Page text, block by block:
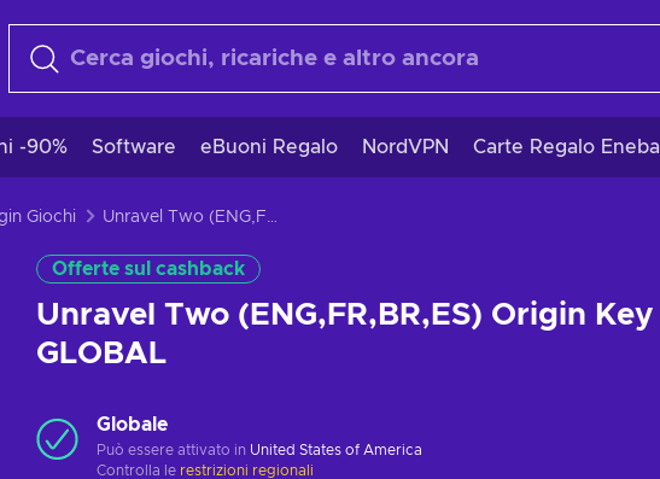
-90% Software eBuoni Regalo NordVPN Carte Regalo Eneba
Giochi Unravel Two (ENG,FR,BR,ES) Origin Key GLOBAL
Offerte sul cashback
Unravel Two (ENG,FR,BR,ES) Origin Key
GLOBAL
Globale
Può essere attivato in United States of America
Controlla le restrizioni regionali